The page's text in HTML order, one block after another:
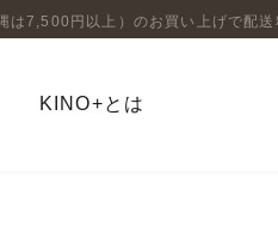
7,500円以上）のお買い上げで配送
KINO+とは